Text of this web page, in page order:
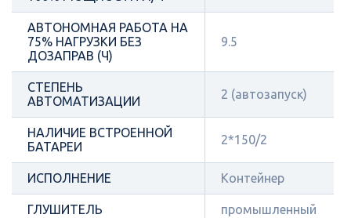
АВТОНОМНАЯ РАБОТА НА
75% НАГРУЗКИ БЕЗ
ДОЗАПРАВ (Ч)
9.5
СТЕПЕНЬ
АВТОМАТИЗАЦИИ
2 (автозапуск)
НАЛИЧИЕ ВСТРОЕННОЙ
БАТАРЕИ
2*150/2
ИСПОЛНЕНИЕ Контейнер
ГЛУШИТЕЛЬ промышленный